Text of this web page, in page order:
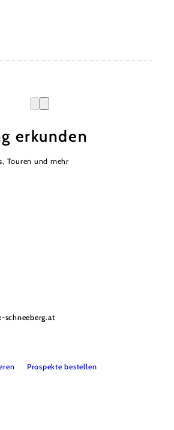
erkunden
Touren und mehr
schneeberg.at
Prospekte bestellen